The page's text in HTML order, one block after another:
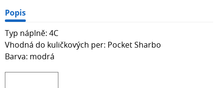
Popis
Typ náplně: 4C
Vhodná do kuličkových per: Pocket Sharbo
Barva: modrá